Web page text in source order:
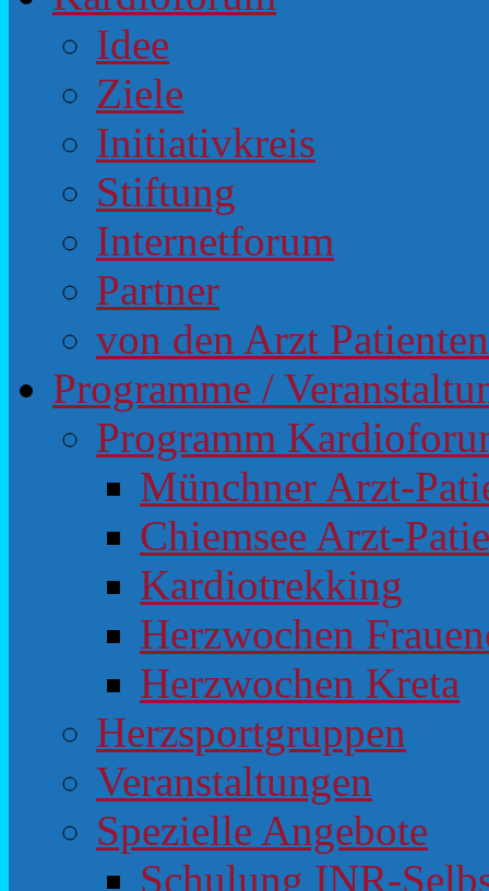
Idee
Ziele
Initiativkreis
Stiftung
Internetforum
Partner
von den Arzt
Programme /
Programm
Münchner Arzt-
Chiemsee Arzt-
Kardiotrekking
Herzwochen
Herzwochen Kreta
Herzsportgruppen
Veranstaltungen
Spezielle Angebote
Schulung INR-